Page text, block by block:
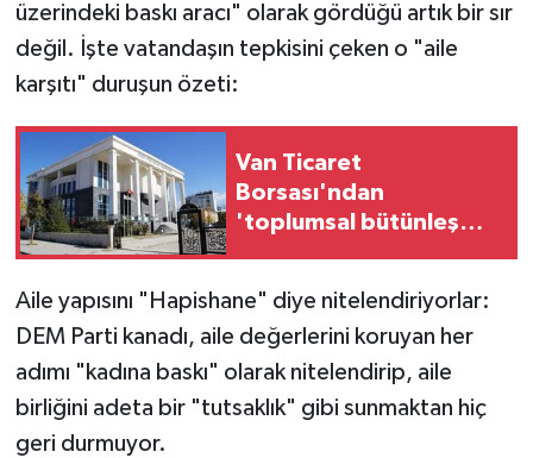
üzerindeki baskı aracı" olarak gördüğü artık bir sır
değil. İşte vatandaşın tepkisini çeken o "aile
karşıtı" duruşun özeti:
Van Ticaret
Borsası'ndan
'toplumsal bütünleşme'
Aile yapısını "Hapishane" diye nitelendiriyorlar:
DEM Parti kanadı, aile değerlerini koruyan her
adımı "kadına baskı" olarak nitelendirip, aile
birliğini adeta bir "tutsaklık" gibi sunmaktan hiç
geri durmuyor.